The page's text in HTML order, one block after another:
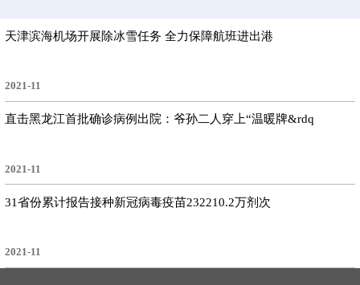
天津滨海机场开展除冰雪任务 全力保障航班进出港
2021-11
直击黑龙江首批确诊病例出院：爷孙二人穿上“温暖牌&rdq
2021-11
31省份累计报告接种新冠病毒疫苗232210.2万剂次
2021-11